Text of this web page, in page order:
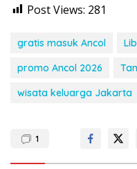
Post Views: 281
gratis masuk Ancol
promo Ancol 2026
wisata keluarga Jakarta
1